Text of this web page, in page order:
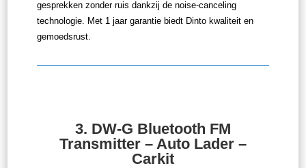
gesprekken zonder ruis dankzij de noise-canceling
technologie. Met 1 jaar garantie biedt Dinto kwaliteit en
gemoedsrust.
3. DW-G Bluetooth FM
Transmitter – Auto Lader –
Carkit